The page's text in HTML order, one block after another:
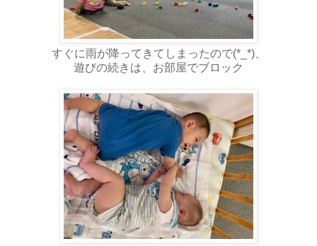
すぐに雨が降ってきてしまったので(*_*)、
遊びの続きは、お部屋でブロック